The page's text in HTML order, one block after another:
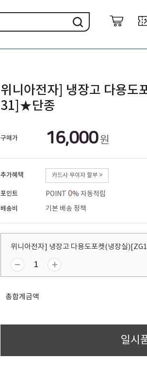
위니아전자] 냉장고 다용
31]★단종
구매가 16,000원
추가혜택 카드사 무이자 할부 >
포인트 POINT 0% 자동적립
배송비
기본 배송 정책
위니아전자] 냉장고 다용도포켓(냉장실
총합계금액
일시